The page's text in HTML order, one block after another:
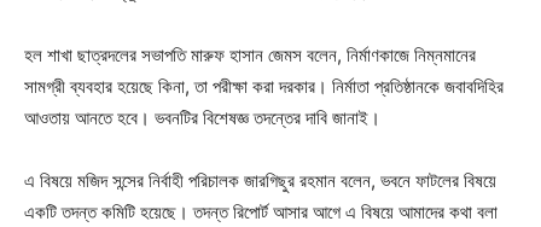
হল শাখা ছাত্রদলের সভাপতি মারুফ হাসান জেমস বলেন, নির্মাণকাজে নিম্নমানের
সামগ্রী ব্যবহার হয়েছে কিনা, তা পরীক্ষা করা দরকার। নির্মাতা প্রতিষ্ঠানকে জবাবদিহির
আওতায় আনতে হবে। ভবনটির বিশেষজ্ঞ তদন্তের দাবি জানাই।
এ বিষয়ে মজিদ সন্সের নির্বাহী পরিচালক জারগিছুর রহমান বলেন, ভবনে ফাটলের বিষয়ে
একটি তদন্ত কমিটি হয়েছে। তদন্ত রিপোর্ট আসার আগে এ বিষয়ে আমাদের কথা বলা